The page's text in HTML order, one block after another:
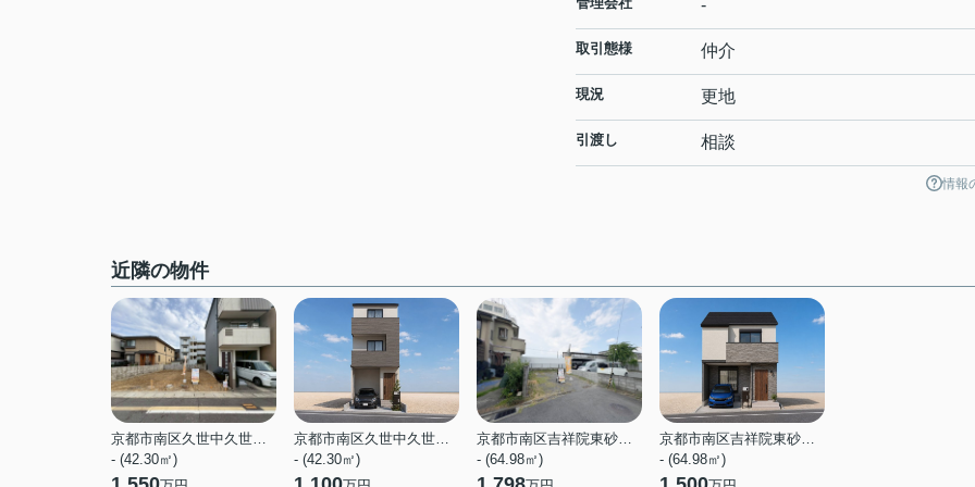
-
取引態様 仲介
現況 更地
引渡し 相談
情報
近隣の物件
京都市南区久世中久世町３丁目
- (42.30㎡)
京都市南区久世中久世町３丁目
- (42.30㎡)
京都市南区吉祥院東砂ノ町
- (64.98㎡)
京都市南区吉祥院東砂ノ町
- (64.98㎡)